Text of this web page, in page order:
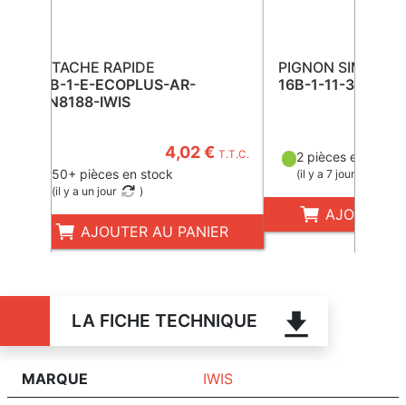
ATTACHE RAPIDE
16B-1-E-ECOPLUS-AR-
DIN8188-IWIS
4,02 € T.T.C.
50+ pièces en stock
(il y a un jour )
AJOUTER AU PANIER
PIGNON SIMPLE
16B-1-11-30
2 pièces en stock
(il y a 7 jours
AJOUTER
LA FICHE TECHNIQUE
MARQUE IWIS